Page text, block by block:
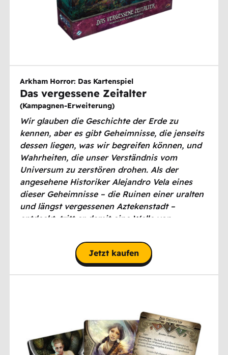
Arkham Horror: Das Kartenspiel
Das vergessene Zeitalter
(Kampagnen-Erweiterung)
Wir glauben die Geschichte der Erde zu
kennen, aber es gibt Geheimnisse, die jenseits
dessen liegen, was wir begreifen können, und
Wahrheiten, die unser Verständnis vom
Universum zu zerstören drohen. Als der
angesehene Historiker Alejandro Vela eines
dieser Geheimnisse – die Ruinen einer uralten
und längst vergessenen Aztekenstadt –
entdeckt, tritt er damit eine Welle von
zerstören könnten.
Jetzt kaufen